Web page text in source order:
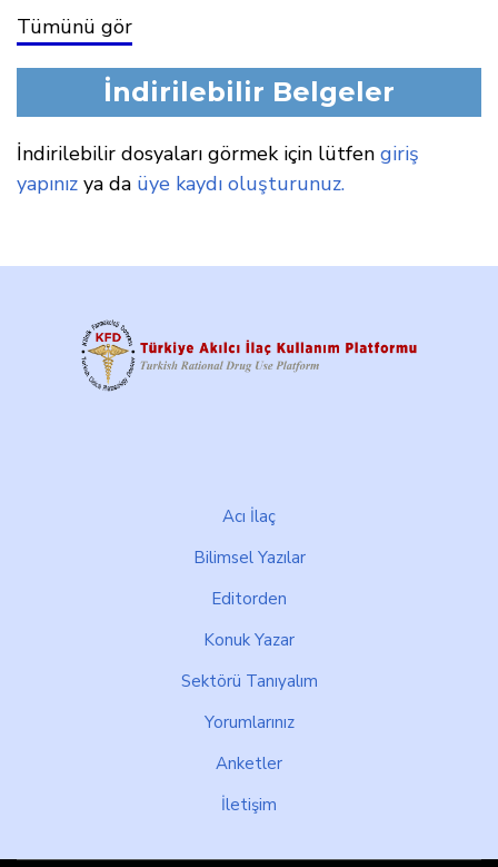
Tümünü gör
İndirilebilir Belgeler
İndirilebilir dosyaları görmek için lütfen giriş
yapınız ya da üye kaydı oluşturunuz.
Acı İlaç
Bilimsel Yazılar
Editorden
Konuk Yazar
Sektörü Tanıyalım
Yorumlarınız
Anketler
İletişim